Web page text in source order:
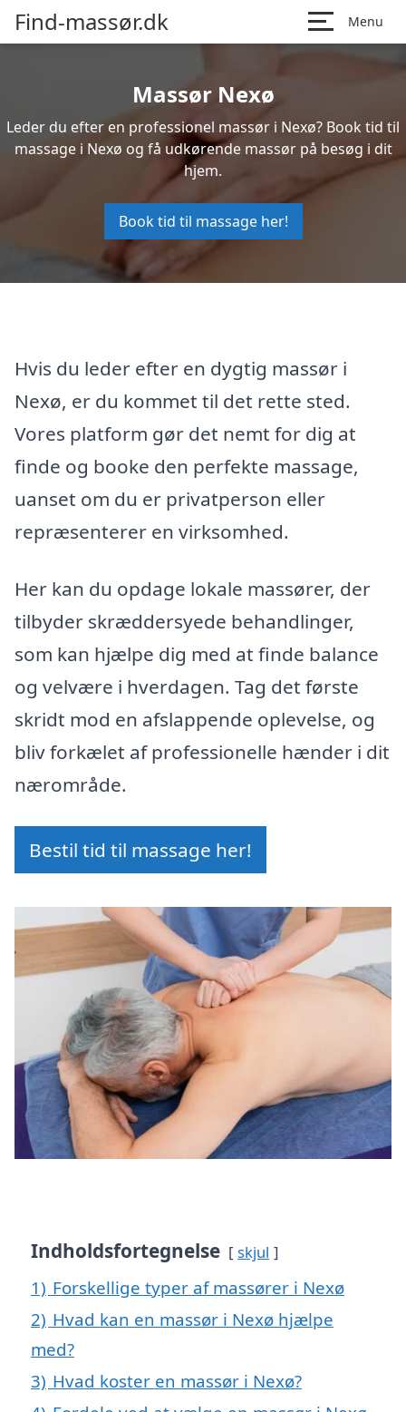
Find-massør.dk Menu
Massør Nexø
Leder du efter en professionel massør i Nexø? Book tid til
massage i Nexø og få udkørende massør på besøg i dit
hjem.
Book tid til massage her!
Hvis du leder efter en dygtig massør i
Nexø, er du kommet til det rette sted.
Vores platform gør det nemt for dig at
finde og booke den perfekte massage,
uanset om du er privatperson eller
repræsenterer en virksomhed.
Her kan du opdage lokale massører, der
tilbyder skræddersyede behandlinger,
som kan hjælpe dig med at finde balance
og velvære i hverdagen. Tag det første
skridt mod en afslappende oplevelse, og
bliv forkælet af professionelle hænder i dit
nærområde.
Bestil tid til massage her!
Indholdsfortegnelse skjul
1) Forskellige typer af massører i Nexø
2) Hvad kan en massør i Nexø hjælpe
med?
3) Hvad koster en massør i Nexø?